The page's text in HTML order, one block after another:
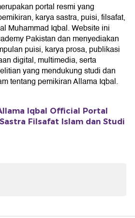
portal resmi yang
karya sastra, puisi, filsafat,
Muhammad Iqbal. Website ini
Pakistan dan menyediakan
puisi, karya prosa, publikasi
digital, multimedia, serta
yang mendukung studi dan
tentang pemikiran Allama Iqbal.
Iqbal Official Portal
Filsafat Islam dan Studi